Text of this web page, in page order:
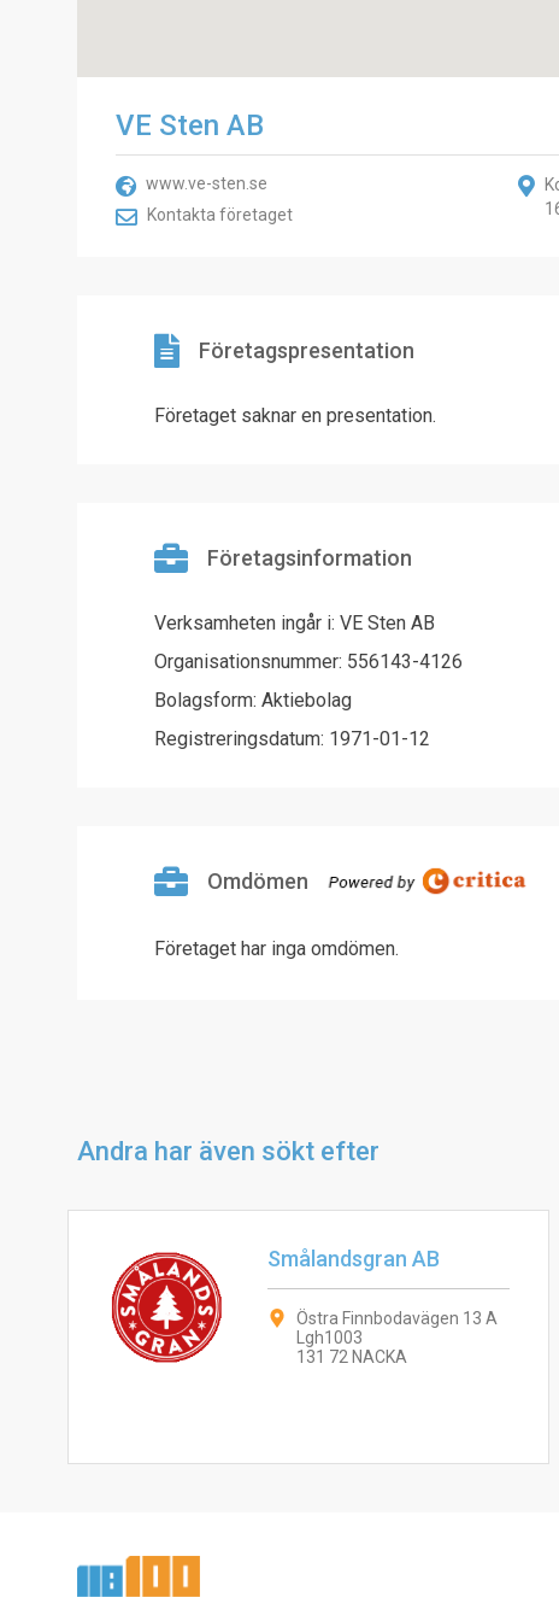
VE Sten AB
www.ve-sten.se
Kontakta företaget
Företagspresentation
Företaget saknar en presentation.
Företagsinformation
Verksamheten ingår i: VE Sten AB
Organisationsnummer: 556143-4126
Bolagsform: Aktiebolag
Registreringsdatum: 1971-01-12
Omdömen
Företaget har inga omdömen.
Andra har även sökt efter
Smålandsgran AB
Östra Finnbodavägen 13 A
Lgh1003
131 72 NACKA